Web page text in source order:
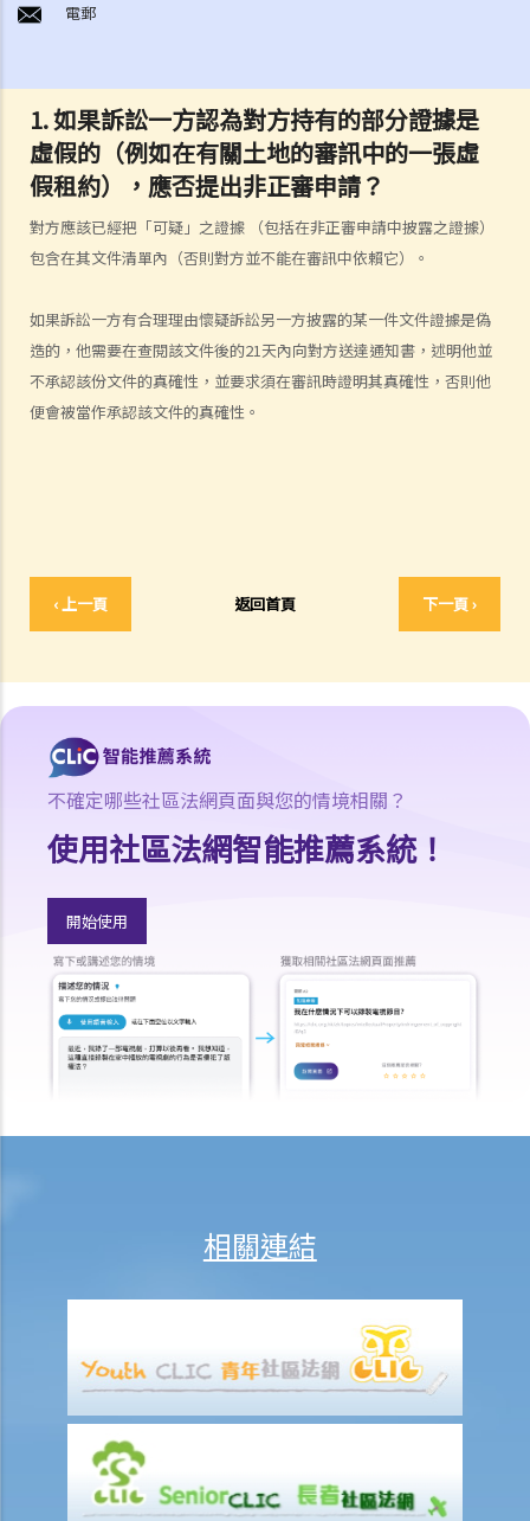
1. 如果訴訟一方認為對方持有的部分證據是
虛假的（例如在有關土地的審訊中的一張虛
假租約），應否提出非正審申請？
對方應該已經把「可疑」之證據 （包括在非正審申請中披露之證據）
包含在其文件清單內（否則對方並不能在審訊中依賴它）。
如果訴訟一方有合理理由懷疑訴訟另一方披露的某一件文件證據是偽
造的，他需要在查閱該文件後的21天內向對方送達通知書，述明他並
不承認該份文件的真確性，並要求須在審訊時證明其真確性，否則他
便會被當作承認該文件的真確性。
‹ 上一頁 返回首頁 下一頁 ›
2. 我是否有充分的法律理據去展開民事訴訟？對方又可否在同一案件中
律協助）？
4. 倘若我被判勝訴，我是否一定可以取得我想要的補償？
5. 我有能力支付有關法律開支嗎？
1. 為甚麼即使我贏了官司，並且法院已經命令對方支付我的律師費用，
我的律師費用也不能全額報銷？
因會導致法院作出不同的命令？
6. 我有時間應付訴訟嗎？
7. 展開民事訴訟是否有期限？
8. 如果我要展開民事訴訟，將要面對甚麼風險？我能否承受這些風險？
有其他的申索？
11. 哪些民事案件的資料可以公開？ 是否所有證據、文件或證人陳述書
都可供公眾查閱？
1. 勞資審裁處會處理甚麼民事案件？
2. 小額錢債審裁處會處理甚麼民事案件？
3. 區域法院會處理甚麼民事案件？
4. 高等法院原訟法庭會處理甚麼民事案件？
5. 我是否需要聘用律師處理我的案件？若與訟一方是有限公司，情況是
否不同？
1. 法官會否考慮到無律師代表訴訟人在理解法庭程序方面處於不利地
位，而向他們提供法律意見？
2. 我可以請朋友代表我在法庭上發言嗎？
6. 如果精神上無行為能力的人或未成年人要展開訴訟，該怎麼辦？
7. 如何在區域法院或高等法院向他人展開民事訴訟？
8. 如果我打算在區域法院或高等法院向某人提出訴訟，我應以傳訊令狀
序？
11. 我能否針對某人展開民事訴訟：(a) 即使該人沒有永久地址？(b) 即使
該人通常居於香港以外地區？(c) 即使該人失踨？(d) 即使該人名字不
12. 甚麼是狀書？ 原告人和被告人在狀書的階段需要送達哪些文件？
13. 草擬一份優秀的狀書的基本原則是甚麼？
14. 如果原告人由於預期被告人提議和解會作出還價而誇大其申索金
額，會有甚麼後果？
15. 我應該在甚麼時候提交有關證據？ 我應該將其有關證據附上於申索
陳述書或原訴傳票上嗎？
電郵
不確定哪些社區法網頁面與您的情境相關？
使用社區法網智能推薦系統！
開始使用
相關連結